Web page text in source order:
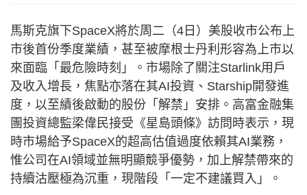
馬斯克旗下SpaceX將於周二（4日）美股收市公布上
市後首份季度業績，甚至被摩根士丹利形容為上市以
來面臨「最危險時刻」。市場除了關注Starlink用戶
及收入增長，焦點亦落在其AI投資、Starship開發進
度，以至績後啟動的股份「解禁」安排。高富金融集
團投資總監梁偉民接受《星島頭條》訪問時表示，現
時市場給予SpaceX的超高估值過度依賴其AI業務，
惟公司在AI領域並無明顯競爭優勢，加上解禁帶來的
持續沽壓極為沉重，現階段「一定不建議買入」。